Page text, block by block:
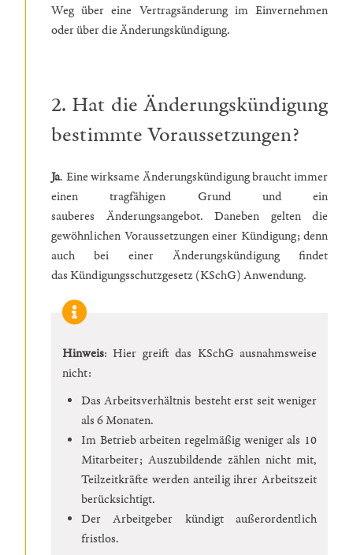
Weg über eine Vertragsänderung im Einvernehmen
oder über die Änderungskündigung.
2. Hat die Änderungskündigung
bestimmte Voraussetzungen?
Ja. Eine wirksame Änderungskündigung braucht immer
einen tragfähigen Grund und ein
sauberes Änderungsangebot. Daneben gelten die
gewöhnlichen Voraussetzungen einer Kündigung; denn
auch bei einer Änderungskündigung findet
das Kündigungsschutzgesetz (KSchG) Anwendung.
Hinweis: Hier greift das KSchG ausnahmsweise
nicht:
Das Arbeitsverhältnis besteht erst seit weniger
als 6 Monaten.
Im Betrieb arbeiten regelmäßig weniger als 10
Mitarbeiter; Auszubildende zählen nicht mit,
Teilzeitkräfte werden anteilig ihrer Arbeitszeit
berücksichtigt.
Der Arbeitgeber kündigt außerordentlich
fristlos.